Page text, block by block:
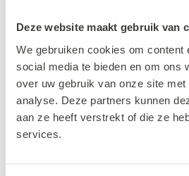
Deze website maakt gebruik van
We gebruiken cookies om
social media te bieden en om ons
over uw gebruik van onze site
analyse. Deze partners kunnen
aan ze heeft verstrekt of die ze
services.
2L42001
RL42
Dubbel
"Y" 6 IN-4
UIT
Kunststof
05M-
2L42002-
0000
0